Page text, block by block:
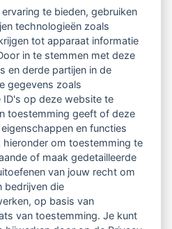
professionals in 14
& kennisbank
(LVSC keurmerk)
te bieden, gebruiken
technologieën zoals
tot apparaat informatie
in te stemmen met deze
en derde partijen in de
gegevens zoals
op deze website te
toestemming geeft of deze
en functies
hieronder om toestemming te
of maak gedetailleerde
van jouw recht om
bedrijven die
op basis van
van toestemming. Je kunt